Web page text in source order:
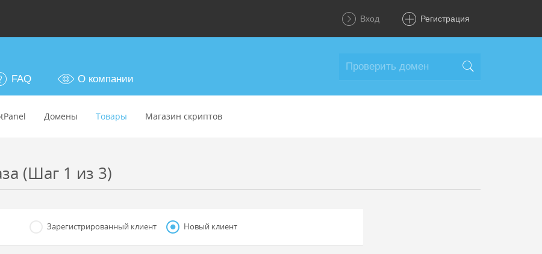
Вход Регистрация
Домены Товары Магазин скриптов
FAQ О компании
(Шаг 1 из 3)
Зарегистрированный клиент Новый клиент